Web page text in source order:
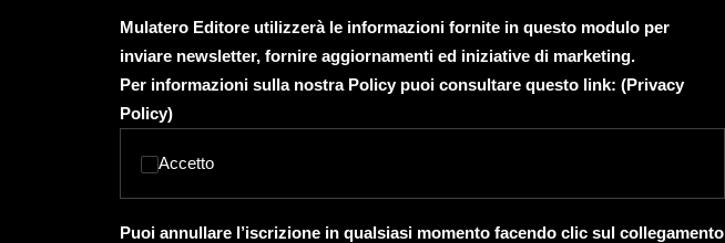
Mulatero Editore utilizzerà le informazioni fornite in questo modulo per
inviare newsletter, fornire aggiornamenti ed iniziative di marketing.
Per informazioni sulla nostra Policy puoi consultare questo link: (Privacy
Policy)
Accetto
Puoi annullare l’iscrizione in qualsiasi momento facendo clic sul collegamento